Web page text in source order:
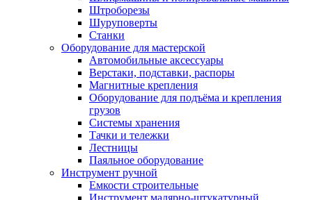
Штроборезы
Шуруповерты
Станки
Оборудование для мастерской
Автомобильные аксессуары
Верстаки, подставки, распоры
Магнитные крепления
Оборудование для подъёма и крепления
грузов
Системы хранения
Тачки и тележки
Лестницы
Паяльное оборудование
Инструмент ручной
Емкости строительные
Инструмент малярно-штукатурный